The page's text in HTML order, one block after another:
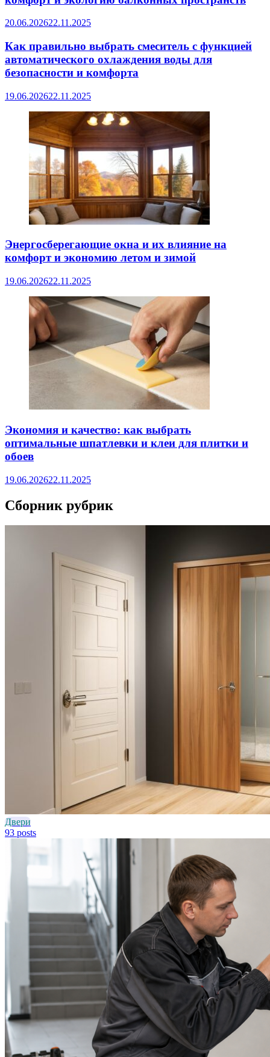
20.06.202622.11.2025
Как правильно выбрать смеситель с функцией
автоматического охлаждения воды для
безопасности и комфорта
19.06.202622.11.2025
Энергосберегающие окна и их влияние на
комфорт и экономию летом и зимой
19.06.202622.11.2025
Экономия и качество: как выбрать
оптимальные шпатлевки и клеи для плитки и
обоев
19.06.202622.11.2025
Сборник рубрик
Двери
93 posts